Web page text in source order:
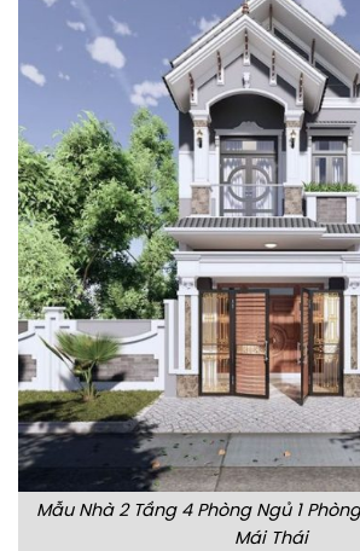
Mẫu Nhà 2 Tầng 4 Phòng Ngủ 1
Mái Thái